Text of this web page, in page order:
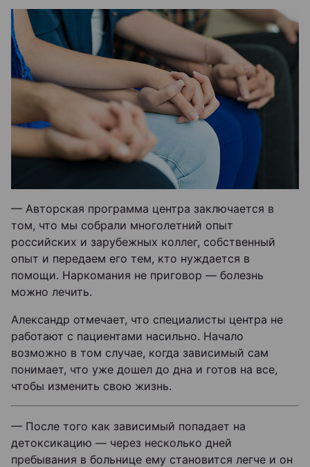
— Авторская программа центра заключается в
том, что мы собрали многолетний опыт
российских и зарубежных коллег, собственный
опыт и передаем его тем, кто нуждается в
помощи. Наркомания не приговор — болезнь
можно лечить.
Александр отмечает, что специалисты центра не
работают с пациентами насильно. Начало
возможно в том случае, когда зависимый сам
понимает, что уже дошел до дна и готов на все,
чтобы изменить свою жизнь.
— После того как зависимый попадает на
детоксикацию — через несколько дней
пребывания в больнице ему становится легче и он